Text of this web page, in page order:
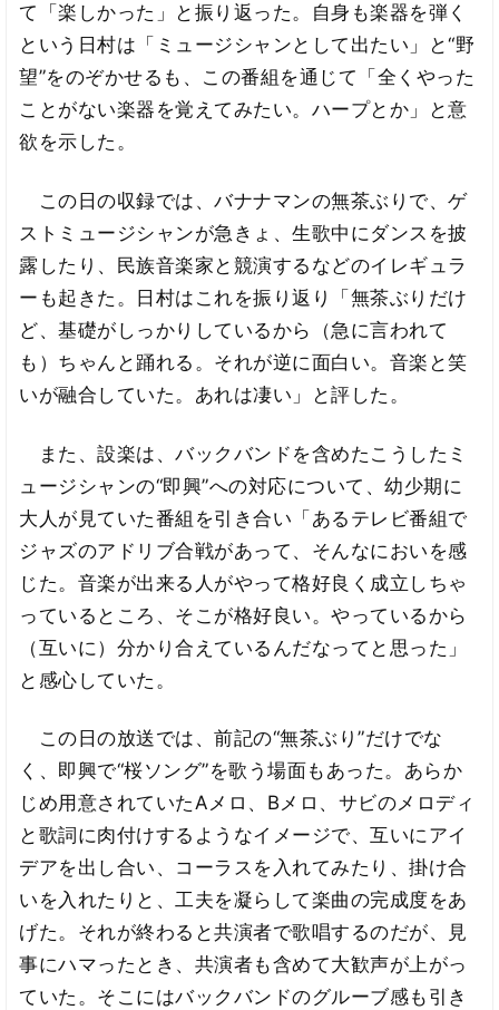
て「楽しかった」と振り返った。自身も楽器を弾く
という日村は「ミュージシャンとして出たい」と“野
望”をのぞかせるも、この番組を通じて「全くやった
ことがない楽器を覚えてみたい。ハープとか」と意
欲を示した。
この日の収録では、バナナマンの無茶ぶりで、ゲ
ストミュージシャンが急きょ、生歌中にダンスを披
露したり、民族音楽家と競演するなどのイレギュラ
ーも起きた。日村はこれを振り返り「無茶ぶりだけ
ど、基礎がしっかりしているから（急に言われて
も）ちゃんと踊れる。それが逆に面白い。音楽と笑
いが融合していた。あれは凄い」と評した。
また、設楽は、バックバンドを含めたこうしたミ
ュージシャンの“即興”への対応について、幼少期に
大人が見ていた番組を引き合い「あるテレビ番組で
ジャズのアドリブ合戦があって、そんなにおいを感
じた。音楽が出来る人がやって格好良く成立しちゃ
っているところ、そこが格好良い。やっているから
（互いに）分かり合えているんだなってと思った」
と感心していた。
この日の放送では、前記の“無茶ぶり”だけでな
く、即興で“桜ソング”を歌う場面もあった。あらか
じめ用意されていたAメロ、Bメロ、サビのメロディ
と歌詞に肉付けするようなイメージで、互いにアイ
デアを出し合い、コーラスを入れてみたり、掛け合
いを入れたりと、工夫を凝らして楽曲の完成度をあ
げた。それが終わると共演者で歌唱するのだが、見
事にハマったとき、共演者も含めて大歓声が上がっ
ていた。そこにはバックバンドのグルーブ感も引き